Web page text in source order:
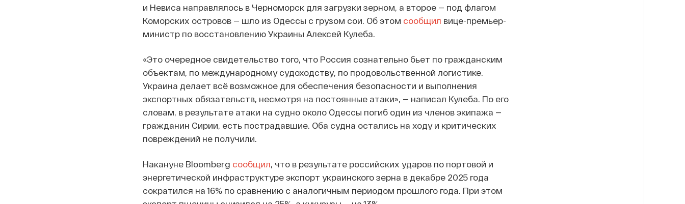
и Невиса направлялось в Черноморск для загрузки зерном, а второе — под флагом
Коморских островов — шло из Одессы с грузом сои. Об этом сообщил вице-премьер-
министр по восстановлению Украины Алексей Кулеба.
«Это очередное свидетельство того, что Россия сознательно бьет по гражданским
объектам, по международному судоходству, по продовольственной логистике.
Украина делает всё возможное для обеспечения безопасности и выполнения
экспортных обязательств, несмотря на постоянные атаки», — написал Кулеба. По его
словам, в результате атаки на судно около Одессы погиб один из членов экипажа —
гражданин Сирии, есть пострадавшие. Оба судна остались на ходу и критических
повреждений не получили.
Накануне Bloomberg сообщил, что в результате российских ударов по портовой и
энергетической инфраструктуре экспорт украинского зерна в декабре 2025 года
сократился на 16% по сравнению с аналогичным периодом прошлого года. При этом